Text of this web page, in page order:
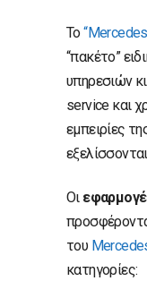
To
“πακέτο”
υπηρεσιών
service και
εμπειρίες
Οι
του
κατηγορίες: